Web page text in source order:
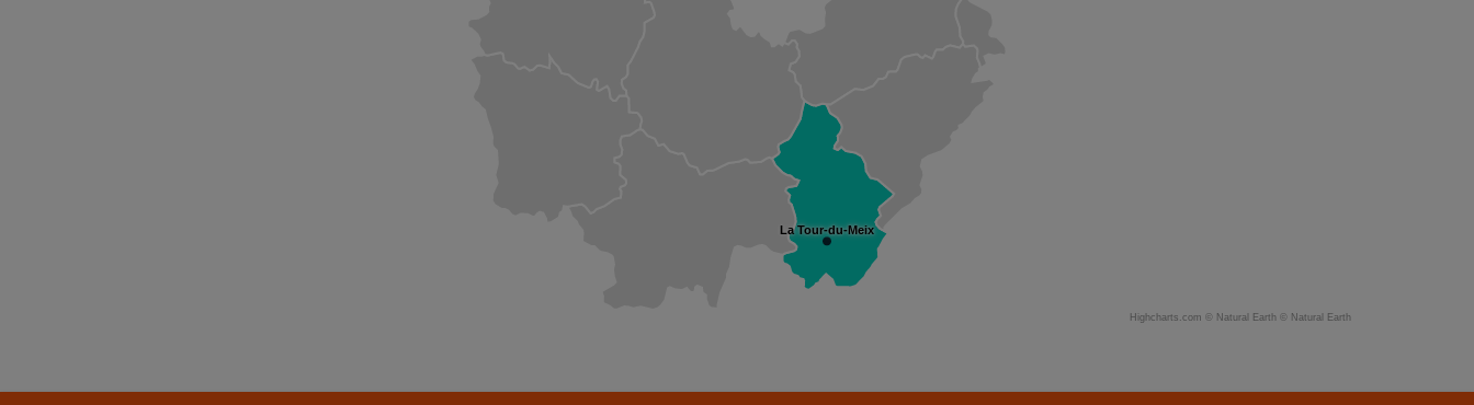
La Tour-du-Meix
Highcharts.com © Natural Earth © Natural Earth